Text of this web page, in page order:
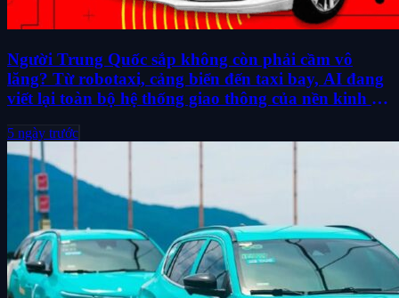
Người Trung Quốc sắp không còn phải cầm vô
lăng? Từ robotaxi, cảng biển đến taxi bay, AI đang
viết lại toàn bộ hệ thống giao thông của nền kinh tế
5 ngày trước